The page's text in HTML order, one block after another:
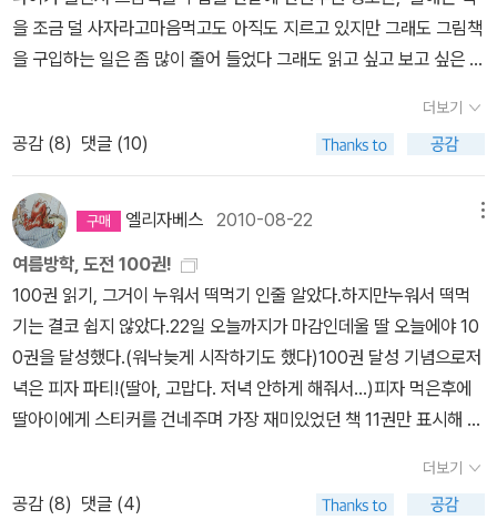
래에 완두콩 한알을 놓고 12개의 요를 깔아서 침대를 만들어줍니다
공주님은 그곳에서 잠을 제대로 잘수가 없었습니다 왜일까요?그 후
당연히,,골라쥬 기법의 그림이 너무 재미있고 아기자기 하다 뒷장에
로렌차일드가 어떻게 그림을 그리고 표현을 하고 사진을 찍었는지 장
면이 나오는데 갑자기 아이가 뜬금없이'엄마 나 도 이인형갖고 싶
어'해서 황당했다, 이것은 인형이 아니라 아줌마가 그리고 오려서 만
든것같은데 했더니 만들어 달라네요내가 로렌차일드처럼 그릴수만
있다면 후후후아무튼 특이하고 재미있는 이야기입다 공주를 너무 좋
아하는 우리 아가씨 이야기를 읽더니 정말로 공주는 완두콩을 싫어하
냐고 해서 아니라고 일러주었습니다 우리 아이가 완두콩을 얼마나 좋
아하는데 너무너무 재미있고 즐거운 그림책을 한권 읽었습니다,
을 조금 덜 사자라고마음먹고도 아직도 지르고 있지만 그래도 그림책
을 구입하는 일은 좀 많이 줄어 들었다 그래도 읽고 싶고 보고 싶은 그
도있다 아이도 그러면 아주 좋아라 한다,신간도 너무 많이 나와 있고
시리즈 물도 너무 많이 나와 있었다, 이책 , 막스 뒤코스의 신간, 신간
도 아니지만작년에 나왔는데 그동안 눈도장만 찍고 있는 책있다집에
는 이권은 이미 가지고 있다그의 그림이 참 좋다아이도 아주 즐겨라
보면서 재미잇어 하는책이다그래서 장바구니에 살짝 넣아 났는데 ,,
적립금이 많이 쌓여야 지르겠지만,,,그리고 류가 너무 좋아하는 병관
이 집에도 책이 몇권있고 도서관에 새책이 들어올때마다
빌려다 읽고 가서 읽고정말 귀여운 병관이와 누나 이야기아이들은 병
관이 캐릭터를 보면서 아주 즐거워 하고 생활습관을 배운다 이번에
나온 칭찬 먹으러 가요도 기대된다, 점박이 너무 보고 싶다고 햇던 영
화인데시간이 맞지 않아 미루고 미루다 보지 못한 영화얼마전 아이랑
함게 서점에 갔을때 그자리에 서서 다 읽어버린책그런데 소장하고 싶
지는 않단다, 아마여자아이라서 그런것 같다그런데 이 책은 가지고
더보기
공감 (8) 댓글 (10)
엘리자베스 2010-08-22
여름방학, 도전 100권!
100권 읽기, 그거이 누워서 떡먹기 인줄 알았다.하지만누워서 떡먹
기는 결코 쉽지 않았다.22일 오늘까지가 마감인데울 딸 오늘에야 10
0권을 달성했다.(워낙늦게 시작하기도 했다)100권 달성 기념으로저
녁은 피자 파티!(딸아, 고맙다. 저녁 안하게 해줘서...)피자 먹은후에
딸아이에게 스티커를 건네주며 가장 재미있었던 책 11권만 표시해 달
특유의 썩소를 지으면서 11권도 특이하지 않거든! 한다. 확~ 그냥.
(忍...忍)딸아이가 뽑은 Best 11...지금 발표한다. 두둥!읽은 순서대
더보기
공감 (8) 댓글 (4)